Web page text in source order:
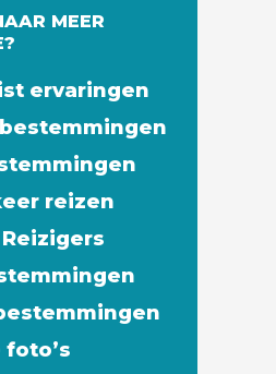
MEER
ervaringen
reizen
foto’s